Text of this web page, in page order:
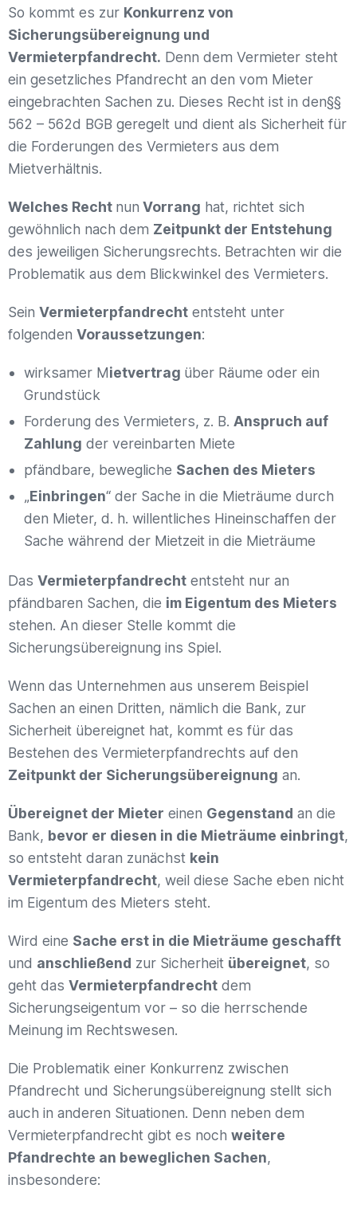
So kommt es zur Konkurrenz von
Sicherungsübereignung und
Vermieterpfandrecht. Denn dem Vermieter steht
ein gesetzliches Pfandrecht an den vom Mieter
eingebrachten Sachen zu. Dieses Recht ist in den§§
562 – 562d BGB geregelt und dient als Sicherheit für
die Forderungen des Vermieters aus dem
Mietverhältnis.
Welches Recht nun Vorrang hat, richtet sich
gewöhnlich nach dem Zeitpunkt der Entstehung
des jeweiligen Sicherungsrechts. Betrachten wir die
Problematik aus dem Blickwinkel des Vermieters.
Sein Vermieterpfandrecht entsteht unter
folgenden Voraussetzungen:
wirksamer Mietvertrag über Räume oder ein
Grundstück
Forderung des Vermieters, z. B. Anspruch auf
Zahlung der vereinbarten Miete
pfändbare, bewegliche Sachen des Mieters
„Einbringen“ der Sache in die Mieträume durch
den Mieter, d. h. willentliches Hineinschaffen der
Sache während der Mietzeit in die Mieträume
Das Vermieterpfandrecht entsteht nur an
pfändbaren Sachen, die im Eigentum des Mieters
stehen. An dieser Stelle kommt die
Sicherungsübereignung ins Spiel.
Wenn das Unternehmen aus unserem Beispiel
Sachen an einen Dritten, nämlich die Bank, zur
Sicherheit übereignet hat, kommt es für das
Bestehen des Vermieterpfandrechts auf den
Zeitpunkt der Sicherungsübereignung an.
Übereignet der Mieter einen Gegenstand an die
Bank, bevor er diesen in die Mieträume einbringt,
so entsteht daran zunächst kein
Vermieterpfandrecht, weil diese Sache eben nicht
im Eigentum des Mieters steht.
Wird eine Sache erst in die Mieträume geschafft
und anschließend zur Sicherheit übereignet, so
geht das Vermieterpfandrecht dem
Sicherungseigentum vor – so die herrschende
Meinung im Rechtswesen.
Die Problematik einer Konkurrenz zwischen
Pfandrecht und Sicherungsübereignung stellt sich
auch in anderen Situationen. Denn neben dem
Vermieterpfandrecht gibt es noch weitere
Pfandrechte an beweglichen Sachen,
insbesondere: